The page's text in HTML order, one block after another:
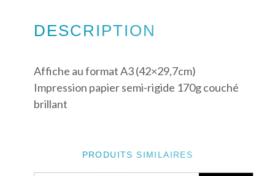
DESCRIPTION
Affiche au format A3 (42×29,7cm)
Impression papier semi-rigide 170g couché
brillant
PRODUITS SIMILAIRES